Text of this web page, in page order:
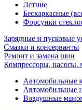
Летние
Бескаркасные
Форсунки
Зарядные и пусковые
Смазки и консерванты
Ремонт и замена шин
Компрессоры, насосы,
Автомобильные
Автомобильные
Воздушные